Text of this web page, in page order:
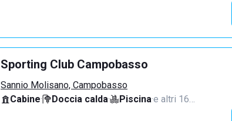
Sporting Club Campobasso
Sannio Molisano, Campobasso
Cabine· Doccia calda· Piscina·e altri 16…